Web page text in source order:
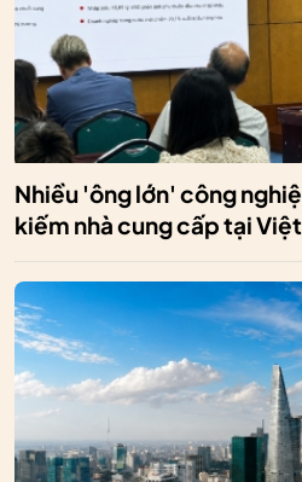
Nhiều 'ông lớn' công
kiếm nhà cung cấp tại